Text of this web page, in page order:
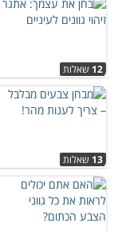
12 שאלות
13 שאלות